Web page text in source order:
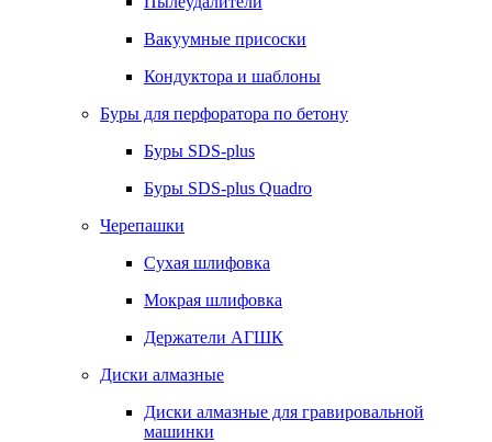
Вакуумные присоски
Кондуктора и шаблоны
Буры для перфоратора по бетону
Буры SDS-plus
Буры SDS-plus Quadro
Черепашки
Сухая шлифовка
Мокрая шлифовка
Держатели АГШК
Диски алмазные
Диски алмазные для гравировальной
машинки